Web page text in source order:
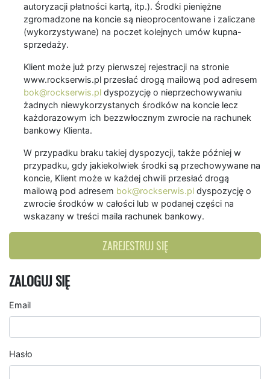
autoryzacji płatności kartą, itp.). Środki pieniężne
zgromadzone na koncie są nieoprocentowane i zaliczane
(wykorzystywane) na poczet kolejnych umów kupna-
sprzedaży.
Klient może już przy pierwszej rejestracji na stronie
www.rockserwis.pl przesłać drogą mailową pod adresem
bok@rockserwis.pl dyspozycję o nieprzechowywaniu
żadnych niewykorzystanych środków na koncie lecz
każdorazowym ich bezzwłocznym zwrocie na rachunek
bankowy Klienta.
W przypadku braku takiej dyspozycji, także później w
przypadku, gdy jakiekolwiek środki są przechowywane na
koncie, Klient może w każdej chwili przesłać drogą
mailową pod adresem bok@rockserwis.pl dyspozycję o
zwrocie środków w całości lub w podanej części na
wskazany w treści maila rachunek bankowy.
ZAREJESTRUJ SIĘ
ZALOGUJ SIĘ
Email
Hasło